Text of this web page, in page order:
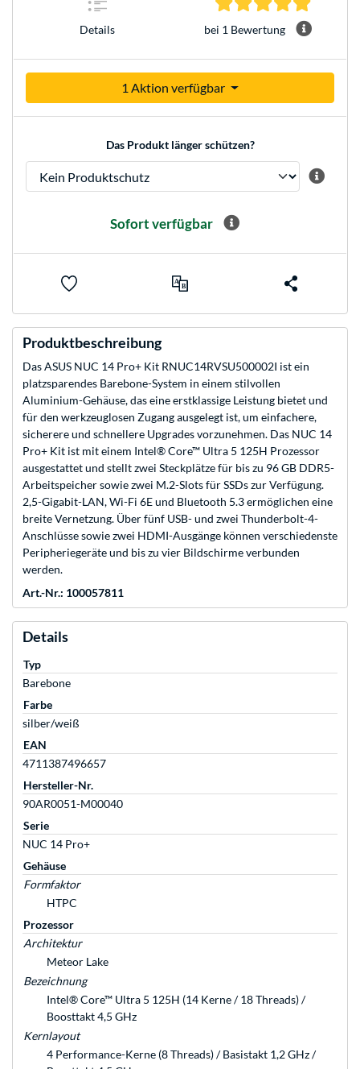
Details bei 1 Bewertung
1 Aktion verfügbar
Das Produkt länger schützen?
Sofort verfügbar
Produktbeschreibung
Das ASUS NUC 14 Pro+ Kit RNUC14RVSU500002I ist ein
platzsparendes Barebone-System in einem stilvollen
Aluminium-Gehäuse, das eine erstklassige Leistung bietet und
für den werkzeuglosen Zugang ausgelegt ist, um einfachere,
sicherere und schnellere Upgrades vorzunehmen. Das NUC 14
Pro+ Kit ist mit einem Intel® Core™ Ultra 5 125H Prozessor
ausgestattet und stellt zwei Steckplätze für bis zu 96 GB DDR5-
Arbeitspeicher sowie zwei M.2-Slots für SSDs zur Verfügung.
2,5-Gigabit-LAN, Wi-Fi 6E und Bluetooth 5.3 ermöglichen eine
breite Vernetzung. Über fünf USB- und zwei Thunderbolt-4-
Anschlüsse sowie zwei HDMI-Ausgänge können verschiedenste
Peripheriegeräte und bis zu vier Bildschirme verbunden
werden.
Art.-Nr.: 100057811
Details
Typ
Barebone
Farbe
silber/weiß
EAN
4711387496657
Hersteller-Nr.
90AR0051-M00040
Serie
NUC 14 Pro+
Gehäuse
Formfaktor
HTPC
Prozessor
Architektur
Meteor Lake
Bezeichnung
Intel® Core™ Ultra 5 125H (14 Kerne / 18 Threads) /
Boosttakt 4,5 GHz
Kernlayout
4 Performance-Kerne (8 Threads) / Basistakt 1,2 GHz /